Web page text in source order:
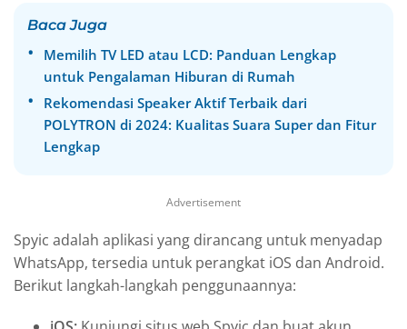
Baca Juga
Memilih TV LED atau LCD: Panduan Lengkap
untuk Pengalaman Hiburan di Rumah
Rekomendasi Speaker Aktif Terbaik dari
POLYTRON di 2024: Kualitas Suara Super dan Fitur
Lengkap
Advertisement
Spyic adalah aplikasi yang dirancang untuk menyadap
WhatsApp, tersedia untuk perangkat iOS dan Android.
Berikut langkah-langkah penggunaannya: